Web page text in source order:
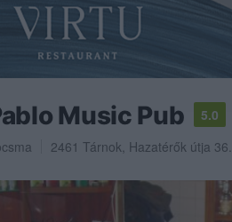
Music Pub 5.0
2461 Tárnok, Hazatérők útja 36.